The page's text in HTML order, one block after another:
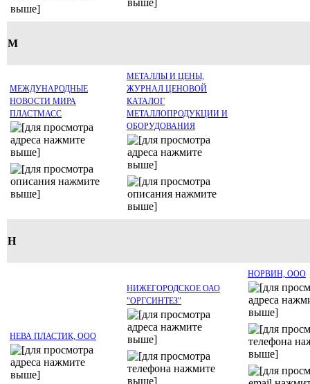
М
МЕЖДУНАРОДНЫЕ
НОВОСТИ МИРА
ПЛАСТМАСС
МЕТАЛЛЫ И ЦЕНЫ,
ЖУРНАЛ ЦЕНОВОЙ
КАТАЛОГ
МЕТАЛЛОПРОДУКЦИИ И
ОБОРУДОВАНИЯ
Н
НЕВА ПЛАСТИК, ООО
НИЖЕГОРОДСКОЕ ОАО
"ОРГСИНТЕЗ"
НОРВИН, OOO